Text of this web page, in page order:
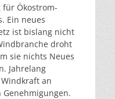
für Ökostrom-
Ein neues
ist bislang nicht
droht
sie nichts Neues
Jahrelang
an